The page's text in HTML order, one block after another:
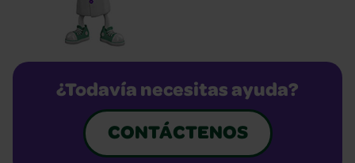
¿Todavía necesitas ayuda?
CONTÁCTENOS